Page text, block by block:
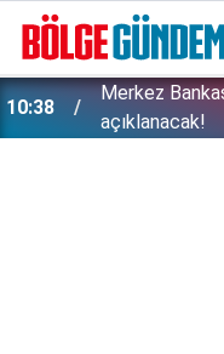
10:38
Merkez
açıklanacak!